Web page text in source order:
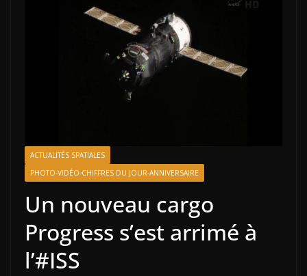
ACTUALITÉS SPATIALES
PHOTO-VIDÉO-CHIFFRES DU JOUR-ANNIVERSAIRE
Un nouveau cargo
Progress s’est arrimé à
l’#ISS